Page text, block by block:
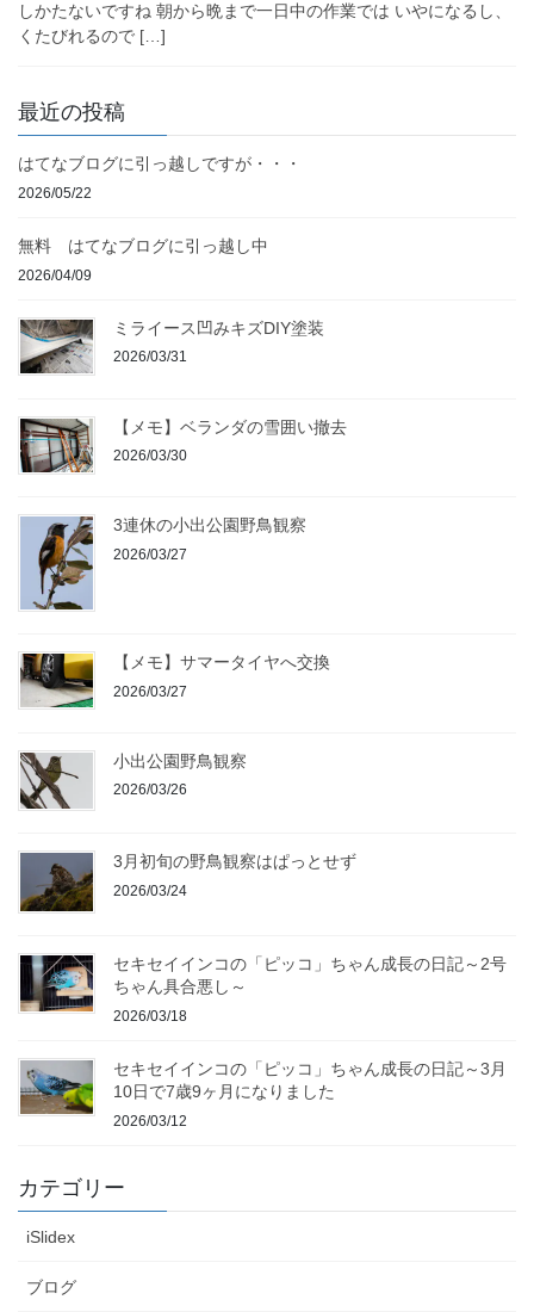
しかたないですね 朝から晩まで一日中の作業では いやになるし、
くたびれるので […]
最近の投稿
はてなブログに引っ越しですが・・・
2026/05/22
無料 はてなブログに引っ越し中
2026/04/09
ミライース凹みキズDIY塗装
2026/03/31
【メモ】ベランダの雪囲い撤去
2026/03/30
3連休の小出公園野鳥観察
2026/03/27
【メモ】サマータイヤへ交換
2026/03/27
小出公園野鳥観察
2026/03/26
3月初旬の野鳥観察はぱっとせず
2026/03/24
セキセイインコの「ピッコ」ちゃん成長の日記～2号
ちゃん具合悪し～
2026/03/18
セキセイインコの「ピッコ」ちゃん成長の日記～3月
10日で7歳9ヶ月になりました
2026/03/12
カテゴリー
iSlidex
ブログ